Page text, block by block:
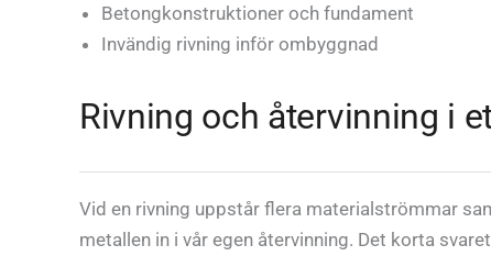
Betongkonstruktioner och fundament
Invändig rivning inför ombyggnad
Rivning och återvinning i
Vid en rivning uppstår flera materialströmmar
metallen in i vår egen återvinning. Det korta